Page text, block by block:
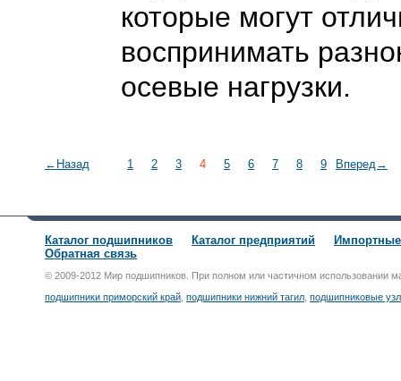
которые могут
воспринимать
осевые нагрузки.
Вперед→
←Назад 1 2 3 4 5 6 7 8 9
Каталог подшипников Каталог предприятий
Обратная связь
© 2009-2012 Мир подшипников. При полном или частичном использовании
подшипники приморский край подшипники нижний тагил подшипниковые